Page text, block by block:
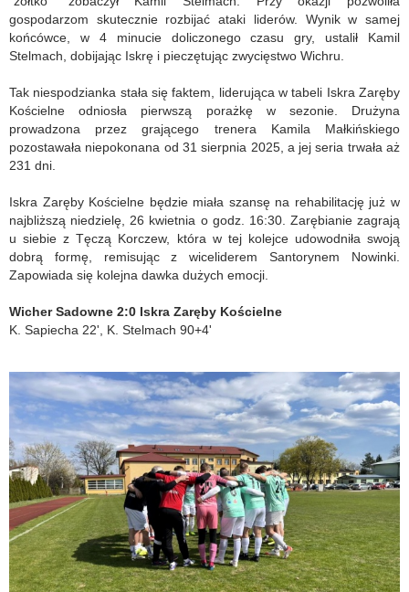
gospodarzom skutecznie rozbijać ataki liderów. Wynik w samej
końcówce, w 4 minucie doliczonego czasu gry, ustalił Kamil
Stelmach, dobijając Iskrę i pieczętując zwycięstwo Wichru.
Tak niespodzianka stała się faktem, liderująca w tabeli Iskra Zaręby
Kościelne odniosła pierwszą porażkę w sezonie. Drużyna
prowadzona przez grającego trenera Kamila Małkińskiego
pozostawała niepokonana od 31 sierpnia 2025, a jej seria trwała aż
231 dni.
Iskra Zaręby Kościelne będzie miała szansę na rehabilitację już w
najbliższą niedzielę, 26 kwietnia o godz. 16:30. Zarębianie zagrają
u siebie z Tęczą Korczew, która w tej kolejce udowodniła swoją
dobrą formę, remisując z wiceliderem Santorynem Nowinki.
Zapowiada się kolejna dawka dużych emocji.
Wicher Sadowne 2:0 Iskra Zaręby Kościelne
K. Sapiecha 22', K. Stelmach 90+4'